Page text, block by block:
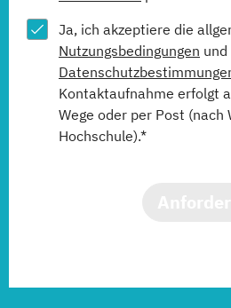
Ja, ich akzeptiere die
Nutzungsbedingungen und
Kontaktaufnahme erfolgt
Wege oder per Post (nach
Hochschule).*